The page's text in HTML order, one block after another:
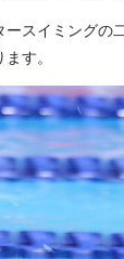
スイミング
す。